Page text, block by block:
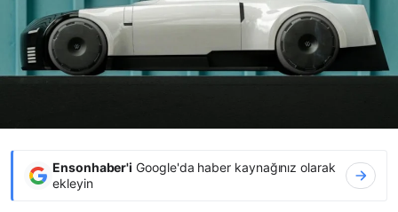
Ensonhaber'i Google'da haber kaynağınız olarak
ekleyin